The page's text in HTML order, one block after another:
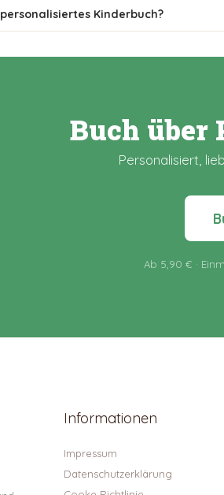
Kinderbuch?
Buch über
Personalisiert,
Ab 5,90 € ·
Informationen
Impressum
Datenschutzerklärung